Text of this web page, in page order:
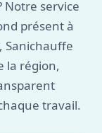
Notre service
présent à
Sanichauffe
la région,
travail.